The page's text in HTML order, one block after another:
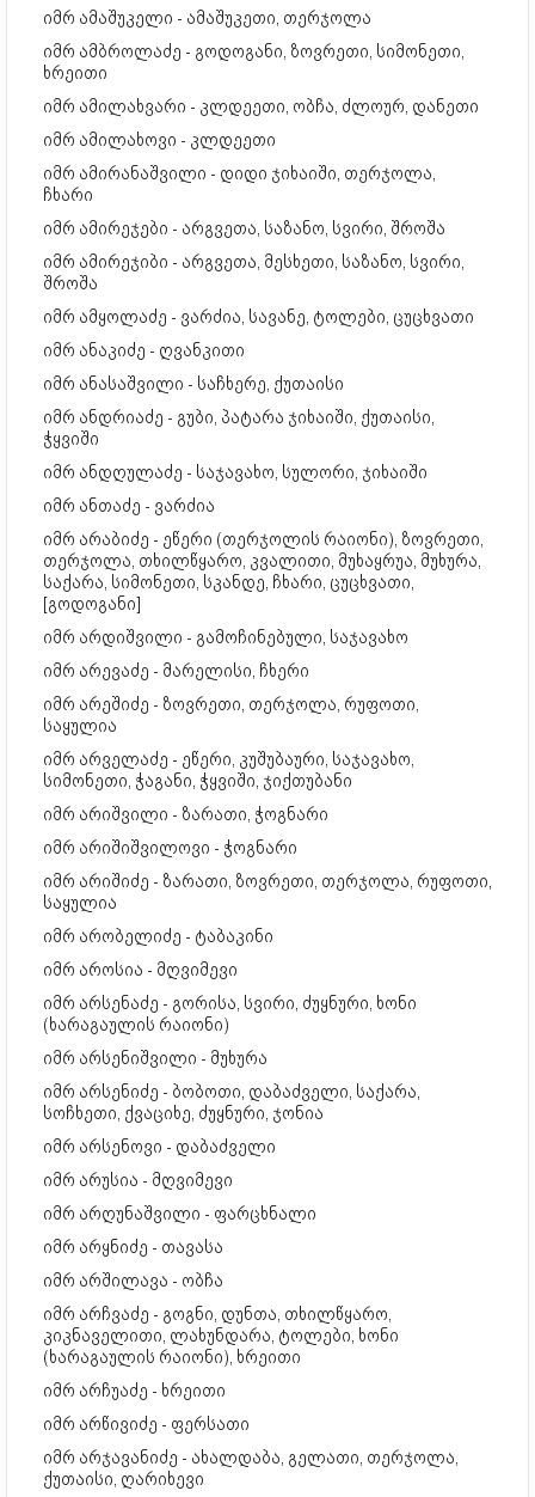
იმრ ამაშუკელი - ამაშუკეთი, თერჯოლა
იმრ ამბროლაძე - გოდოგანი, ზოვრეთი, სიმონეთი,
ხრეითი
იმრ ამილახვარი - კლდეეთი, ობჩა, ძლოურ, დანეთი
იმრ ამილახოვი - კლდეეთი
იმრ ამირანაშვილი - დიდი ჯიხაიში, თერჯოლა,
ჩხარი
იმრ ამირეჯები - არგვეთა, საზანო, სვირი, შროშა
იმრ ამირეჯიბი - არგვეთა, მესხეთი, საზანო, სვირი,
შროშა
იმრ ამყოლაძე - ვარძია, სავანე, ტოლები, ცუცხვათი
იმრ ანაკიძე - ღვანკითი
იმრ ანასაშვილი - საჩხერე, ქუთაისი
იმრ ანდრიაძე - გუბი, პატარა ჯიხაიში, ქუთაისი,
ჭყვიში
იმრ ანდღულაძე - საჯავახო, სულორი, ჯიხაიში
იმრ ანთაძე - ვარძია
იმრ არაბიძე - ეწერი (თერჯოლის რაიონი), ზოვრეთი,
თერჯოლა, თხილწყარო, კვალითი, მუხაყრუა, მუხურა,
საქარა, სიმონეთი, სკანდე, ჩხარი, ცუცხვათი,
[გოდოგანი]
იმრ არდიშვილი - გამოჩინებული, საჯავახო
იმრ არევაძე - მარელისი, ჩხერი
იმრ არეშიძე - ზოვრეთი, თერჯოლა, რუფოთი,
საყულია
იმრ არველაძე - ეწერი, კუშუბაური, საჯავახო,
სიმონეთი, ჭაგანი, ჭყვიში, ჯიქთუბანი
იმრ არიშვილი - ზარათი, ჭოგნარი
იმრ არიშიშვილოვი - ჭოგნარი
იმრ არიშიძე - ზარათი, ზოვრეთი, თერჯოლა, რუფოთი,
საყულია
იმრ არობელიძე - ტაბაკინი
იმრ აროსია - მღვიმევი
იმრ არსენაძე - გორისა, სვირი, ძუყნური, ხონი
(ხარაგაულის რაიონი)
იმრ არსენიშვილი - მუხურა
იმრ არსენიძე - ბობოთი, დაბაძველი, საქარა,
სოჩხეთი, ქვაციხე, ძუყნური, ჯონია
იმრ არსენოვი - დაბაძველი
იმრ არუსია - მღვიმევი
იმრ არღუნაშვილი - ფარცხნალი
იმრ არყნიძე - თავასა
იმრ არშილავა - ობჩა
იმრ არჩვაძე - გოგნი, დუნთა, თხილწყარო,
კიკნაველითი, ლახუნდარა, ტოლები, ხონი
(ხარაგაულის რაიონი), ხრეითი
იმრ არჩუაძე - ხრეითი
იმრ არწივიძე - ფერსათი
იმრ არჯავანიძე - ახალდაბა, გელათი, თერჯოლა,
ქუთაისი, ღარიხევი